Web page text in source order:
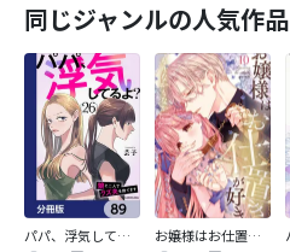
同じジャンルの人気作品
パパ、浮気してるよ？娘と二人でクズ夫を捨てます【分冊版】
お嬢様はお仕置きが好き